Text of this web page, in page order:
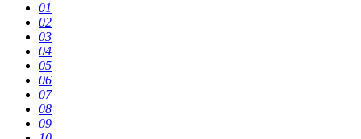
01
02
03
04
05
06
07
08
09